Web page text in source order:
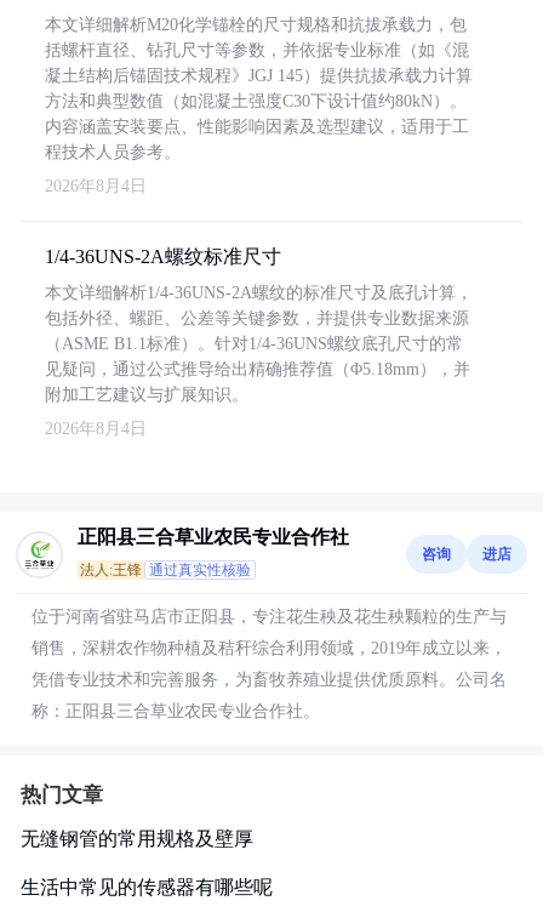
本文详细解析M20化学锚栓的尺寸规格和抗拔承载力，包
括螺杆直径、钻孔尺寸等参数，并依据专业标准（如《混
凝土结构后锚固技术规程》JGJ 145）提供抗拔承载力计算
方法和典型数值（如混凝土强度C30下设计值约80kN）。
内容涵盖安装要点、性能影响因素及选型建议，适用于工
程技术人员参考。
2026年8月4日
1/4-36UNS-2A螺纹标准尺寸
本文详细解析1/4-36UNS-2A螺纹的标准尺寸及底孔计算，
包括外径、螺距、公差等关键参数，并提供专业数据来源
（ASME B1.1标准）。针对1/4-36UNS螺纹底孔尺寸的常
见疑问，通过公式推导给出精确推荐值（Φ5.18mm），并
附加工艺建议与扩展知识。
2026年8月4日
正阳县三合草业农民专业合作社
法人:王锋 通过真实性核验
咨询 进店
位于河南省驻马店市正阳县，专注花生秧及花生秧颗粒的生产与
销售，深耕农作物种植及秸秆综合利用领域，2019年成立以来，
凭借专业技术和完善服务，为畜牧养殖业提供优质原料。公司名
称：正阳县三合草业农民专业合作社。
热门文章
无缝钢管的常用规格及壁厚
生活中常见的传感器有哪些呢